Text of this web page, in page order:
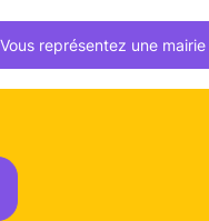
Vous représentez une mairie